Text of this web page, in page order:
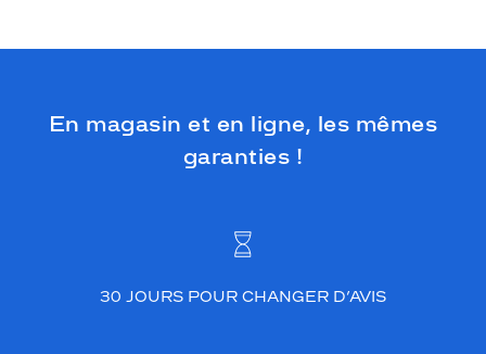
En magasin et en ligne, les mêmes
garanties !
30 JOURS POUR CHANGER D’AVIS